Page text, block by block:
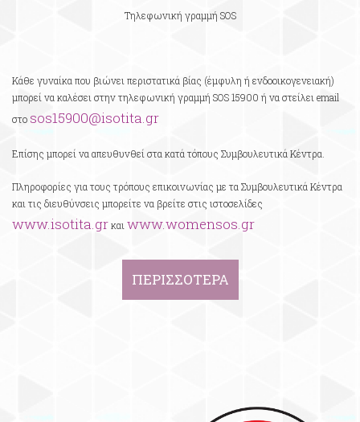
Τηλεφωνική γραμμή SOS
Κάθε γυναίκα που βιώνει περιστατικά βίας (έμφυλη ή ενδοοικογενειακή)
μπορεί να καλέσει στην τηλεφωνική γραμμή SOS 15900 ή να στείλει email
στο sos15900@isotita.gr
Επίσης μπορεί να απευθυνθεί στα κατά τόπους Συμβουλευτικά Κέντρα.
Πληροφορίες για τους τρόπους επικοινωνίας με τα Συμβουλευτικά Κέντρα
και τις διευθύνσεις μπορείτε να βρείτε στις ιστοσελίδες
www.isotita.gr και www.womensos.gr
ΠΕΡΙΣΣΟΤΕΡΑ